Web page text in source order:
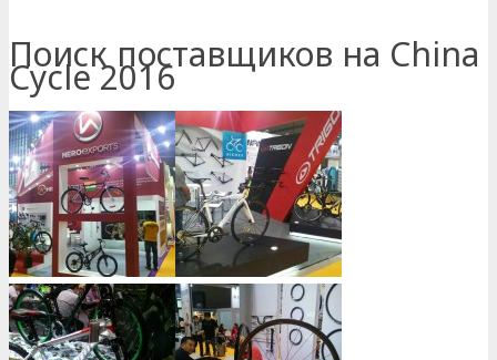
Поиск поставщиков на China
Cycle 2016